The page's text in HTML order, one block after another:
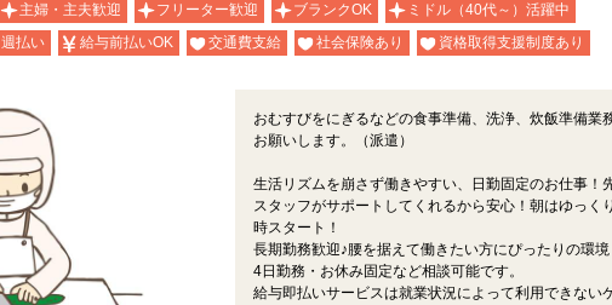
主婦・主夫歓迎 フリーター歓迎 ブランクOK
ミドル（40代～）活躍中
週払い 給与前払いOK 交通費支給 社会保険あり 資格取得支援制度あり
おむすびをにぎるなどの食事準備、洗浄、炊飯準備業
お願いします。（派遣）
生活リズムを崩さず働きやすい、日勤固定のお仕事！
スタッフがサポートしてくれるから安心！朝はゆっく
時スタート！
長期勤務歓迎♪腰を据えて働きたい方にぴったりの環境
4日勤務・お休み固定など相談可能です。
給与即払いサービスは就業状況によって利用できない